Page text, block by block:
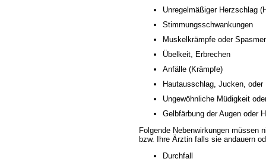
Unregelmäßiger Herzschlag
Stimmungsschwankungen
Muskelkrämpfe oder
Übelkeit, Erbrechen
Anfälle (Krämpfe)
Hautausschlag, Jucken, oder
Ungewöhnliche Müdigkeit
Gelbfärbung der Augen oder
Folgende Nebenwirkungen müssen
bzw. Ihre Ärztin falls sie andauern
Durchfall